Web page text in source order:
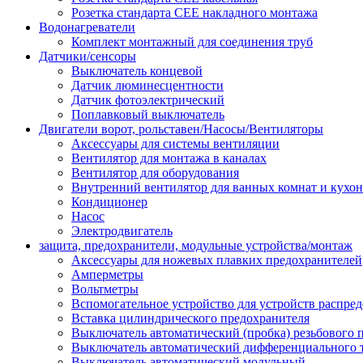
Розетка стандарта СЕЕ накладного монтажа
Водонагреватели
Комплект монтажный для соединения труб
Датчики/сенсоры
Выключатель концевой
Датчик люминесцентности
Датчик фотоэлектрический
Поплавковый выключатель
Двигатели ворот, рольставен/Насосы/Вентиляторы
Аксессуары для системы вентиляции
Вентилятор для монтажа в каналах
Вентилятор для оборудования
Внутренний вентилятор для ванных комнат и
Кондиционер
Насос
Электродвигатель
защита, предохранители, модульные устройства/монтаж
Аксессуары для ножевых плавких предохранителей
Амперметры
Вольтметры
Вспомогательное устройство для устройств
Вставка цилиндрического предохранителя
Выключатель автоматический (пробка) резьбового
Выключатель автоматический дифференциального